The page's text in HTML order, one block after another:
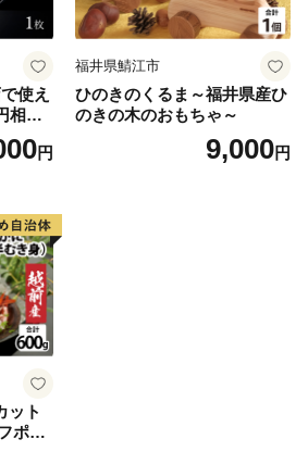
使え
相
円
福井県鯖江市
ひのきのくるま～福井県産ひ
のきの木のおもちゃ～
9,000円
ット
ポー